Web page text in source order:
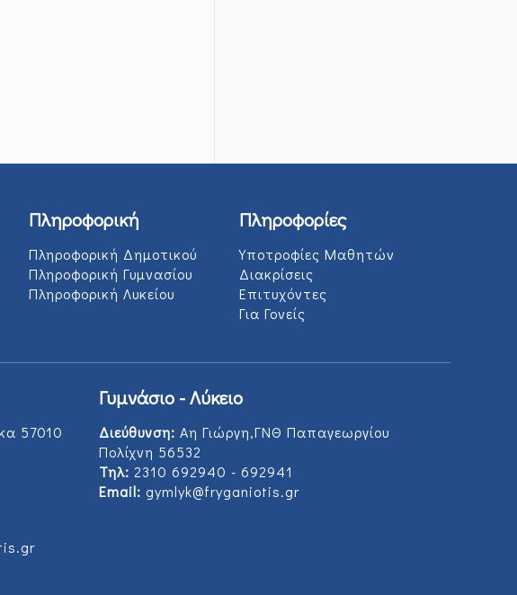
Πληροφορική
Πληροφορική Δημοτικού
Πληροφορική Γυμνασίου
Πληροφορική Λυκείου
Πληροφορίες
Υποτροφίες Μαθητών
Διακρίσεις
Επιτυχόντες
Για Γονείς
57010
Γυμνάσιο - Λύκειο
Διεύθυνση: Αη Γιώργη,ΓΝΘ Παπαγεωργίου
Πολίχνη 56532
Τηλ: 2310 692940 - 692941
Email: gymlyk@fryganiotis.gr